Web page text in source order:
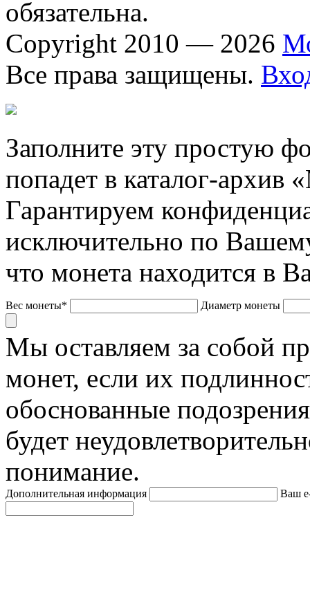
обязательна.
Copyright 2010 — 2026
Все права защищены.
Заполните эту простую
попадет в каталог-архив
Гарантируем
исключительно по
что монета находится в
Вес монеты* Диаметр монеты
Мы оставляем за собой
монет, если их
обоснованные
будет
понимание.
Дополнительная информация Ваш